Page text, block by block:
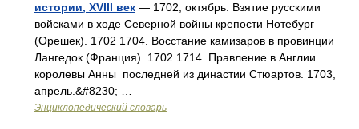
истории, XVIII век — 1702, октябрь. Взятие русскими
войсками в ходе Северной войны крепости Нотебург
(Орешек). 1702 1704. Восстание камизаров в провинции
Лангедок (Франция). 1702 1714. Правление в Англии
королевы Анны последней из династии Стюартов. 1703,
апрель.&#8230; …
Энциклопедический словарь